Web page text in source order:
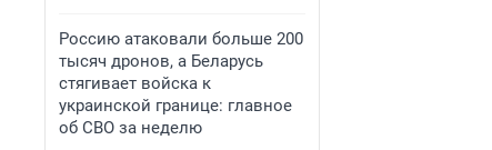
Россию атаковали больше 200
тысяч дронов, а Беларусь
стягивает войска к
украинской границе: главное
об СВО за неделю